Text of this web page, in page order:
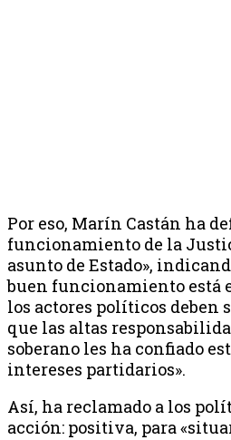
Por eso, Marín Castán ha
funcionamiento de la
asunto de Estado»,
buen funcionamiento está
los actores políticos deben
que las altas
soberano les ha confiado
intereses partidarios».
Así, ha reclamado a los
acción: positiva, para